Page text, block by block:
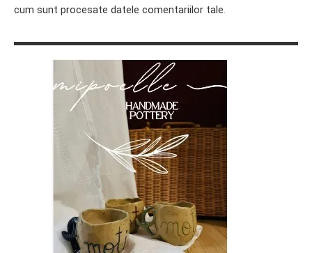
cum sunt procesate datele comentariilor tale.